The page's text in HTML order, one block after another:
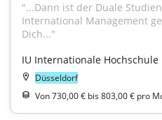
"...Dann ist der Duale
International Management
Dich..."
IU Internationale Hochschule
Düsseldorf
Von 730,00 € bis 803,00 € pro